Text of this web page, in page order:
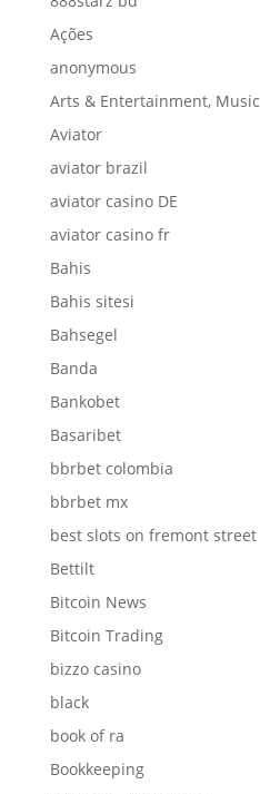
Ações
anonymous
Arts & Entertainment, Music
Aviator
aviator brazil
aviator casino DE
aviator casino fr
Bahis
Bahis sitesi
Bahsegel
Banda
Bankobet
Basaribet
bbrbet colombia
bbrbet mx
best slots on fremont street
Bettilt
Bitcoin News
Bitcoin Trading
bizzo casino
black
book of ra
Bookkeeping